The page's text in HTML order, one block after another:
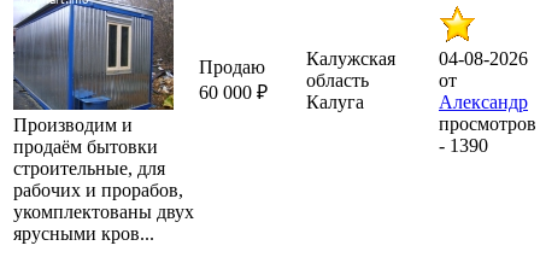
Производим и
продаём бытовки
строительные, для
рабочих и прорабов,
укомплектованы двух
ярусными кров...
Продаю
60 000 ₽
Калужская
область
Калуга
04-08-2026
от
Александр
просмотров
- 1390